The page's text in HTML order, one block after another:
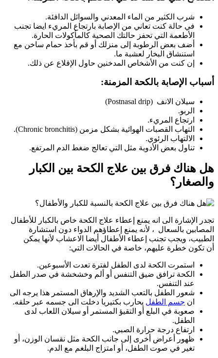
شرب الكثير من الماء المعدني والسوائل الدافئة.
في حالة كنت تعاني من الإصابة بارتجاع المريء ايضا تجنب
الأطعمة التي تحفز حالتك الصحية كالمأكولات الحارة.
أضف بعض الرطوبة إلى منزلك أو قم بأخذ حمام ساخن مع
استنشاق البخار لعشبة ما.
إن كنت من الأشخاص المدخنين حاول الإقلاع عن ذلك.
أسباب الإصابة بالكحة المزمنة:
سيلان الانف (Postnasal drip)
الربو.
ارتجاع المريء.
التهاب القصبات الهوائية بشكل مزمن (Chronic bronchitis).
الالتهاب الرئوي.
تناول بعض الأدوية مثل التي تعالج ضغط الدم المرتفع.
هل هناك فرق بين علاج الكحة بين الكبار
والصغار؟
تجدر الإشارة الى انه يمنع إعطاء علاج الكحة خاص بالكبار للأطفال
المصابين بالسعال ، لأنه يمنع إعطاؤهم الدواء دون استشارة
الطبيب، ويجب تجنب إعطاء الأطفال أيضا الاعشاب لأنها يمكن
أن تكون خطرة عليهم، خاصة في الحالات التي:
استمرت الكحة لدى الطفل لفترة تعدت الأسبوعين.
الكحة ترافق ضيق التنفس أو ألم وخشخشة في صدر الطفل
عند التنفس.
شعور الطفل بالتعب الشديد والإرهاق المستمر هذا يرجه الى
ان جسم الطفل يحارب بكتيريا دخلت الى جسمه عبر حلقه.
صعوبة في البلع أو التقيؤ المستمر أو سيلان اللعاب لدى
الطفل.
ارتفاع درجة حرارة الصبي.
ظهور أعراض أخرى إلى جانب الكحة مثل نقسان الوزن، أو
تغير في صوت الطفل، أو امتزاج البلغم مع الدم.